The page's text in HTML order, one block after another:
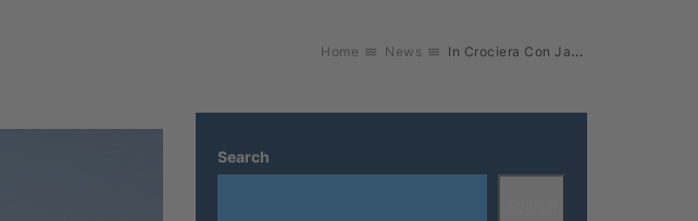
Home News In Crociera Con Jannik Sinner
Search